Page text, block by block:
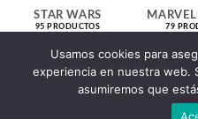
STAR WARS
95 PRODUCTOS 79
> Click aquí para explorar
Usamos cookies para
experiencia en nuestra web.
asumiremos que